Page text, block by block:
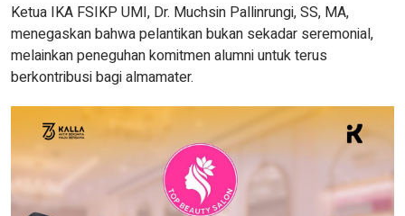
Ketua IKA FSIKP UMI, Dr. Muchsin Pallinrungi, SS, MA,
menegaskan bahwa pelantikan bukan sekadar seremonial,
melainkan peneguhan komitmen alumni untuk terus
berkontribusi bagi almamater.